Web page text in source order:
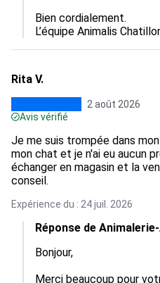
Bien cordialement.
L’équipe Animalis
Rita V.
2 août 2026
Avis vérifié
Je me suis trompée dans
mon chat et je n'ai eu aucun
échanger en magasin et la
conseil.
Expérience du : 24 juil. 2026
Réponse de
Bonjour,
Merci beaucoup pour